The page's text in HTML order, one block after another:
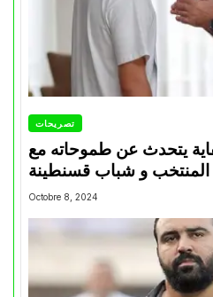
تصريحات
يتحدث عن طموحاته مع
المنتخب و شباب قسنطينة
Octobre 8, 2024